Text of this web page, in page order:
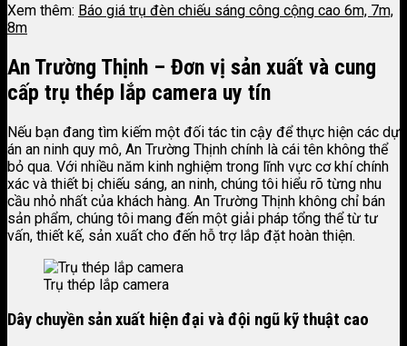
Xem thêm: Báo giá trụ đèn chiếu sáng công cộng cao 6m, 7m,
8m
An Trường Thịnh – Đơn vị sản xuất và cung
cấp trụ thép lắp camera uy tín
Nếu bạn đang tìm kiếm một đối tác tin cậy để thực hiện các dự
án an ninh quy mô, An Trường Thịnh chính là cái tên không thể
bỏ qua. Với nhiều năm kinh nghiệm trong lĩnh vực cơ khí chính
xác và thiết bị chiếu sáng, an ninh, chúng tôi hiểu rõ từng nhu
cầu nhỏ nhất của khách hàng. An Trường Thịnh không chỉ bán
sản phẩm, chúng tôi mang đến một giải pháp tổng thể từ tư
vấn, thiết kế, sản xuất cho đến hỗ trợ lắp đặt hoàn thiện.
Trụ thép lắp camera
Dây chuyền sản xuất hiện đại và đội ngũ kỹ thuật cao